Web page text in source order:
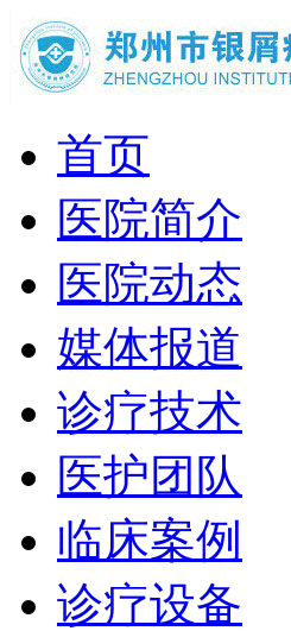
首页
医院简介
医院动态
媒体报道
诊疗技术
医护团队
临床案例
诊疗设备